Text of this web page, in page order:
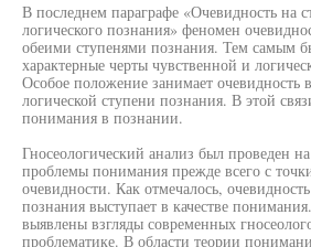
В последнем параграфе «Очевидность на
логического познания» феномен
обеими ступенями познания. Тем самым
характерные черты чувственной и
Особое положение занимает
логической ступени познания. В этой
понимания в познании.
Гносеологический анализ был проведен
проблемы понимания прежде всего с
очевидности. Как отмечалось,
познания выступает в качестве
выявлены взгляды современных
проблематике. В области теории